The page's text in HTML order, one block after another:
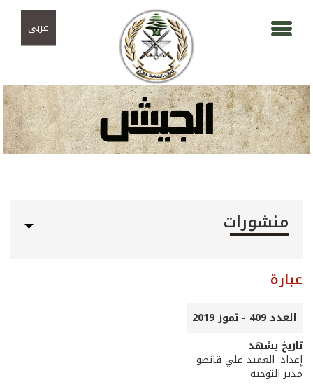
عربي
منشورات
عبارة
العدد 409 - تموز 2019
تاريخ يشهد
إعداد: العميد علي قانصو
مدير التوجيه